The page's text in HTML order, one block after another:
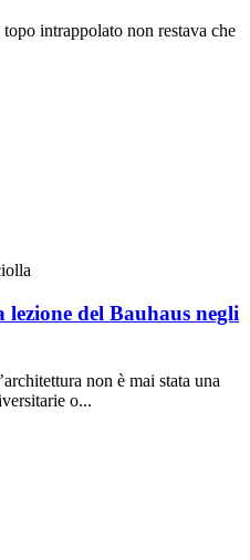
intrappolato non restava che
lezione del Bauhaus negli
non è mai stata una
o...